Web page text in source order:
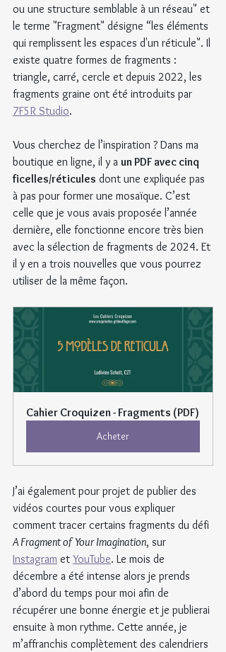
ou une structure semblable à un réseau" et
le terme "Fragment" désigne “les éléments
qui remplissent les espaces d'un réticule". Il
existe quatre formes de fragments :
triangle, carré, cercle et depuis 2022, les
fragments graine ont été introduits par
7F5R Studio.
Vous cherchez de l’inspiration ? Dans ma
boutique en ligne, il y a un PDF avec cinq
ficelles/réticules dont une expliquée pas
à pas pour former une mosaïque. C’est
celle que je vous avais proposée l’année
dernière, elle fonctionne encore très bien
avec la sélection de fragments de 2024. Et
il y en a trois nouvelles que vous pourrez
utiliser de la même façon.
Cahier Croquizen - Fragments (PDF)
Acheter
J’ai également pour projet de publier des
vidéos courtes pour vous expliquer
comment tracer certains fragments du défi
A Fragment of Your Imagination, sur
Instagram et YouTube. Le mois de
décembre a été intense alors je prends
d’abord du temps pour moi afin de
récupérer une bonne énergie et je publierai
ensuite à mon rythme. Cette année, je
m’affranchis complètement des calendriers